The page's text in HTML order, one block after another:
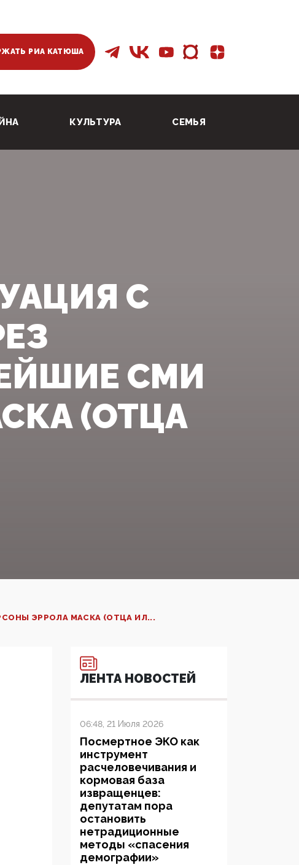
РИА КАТЮША
КУЛЬТУРА СЕМЬЯ
С
СМИ
(ОТЦА
ЭРРОЛА МАСКА (ОТЦА ИЛ...
ЛЕНТА НОВОСТЕЙ
06:48, 21 Июля 2026
Посмертное ЭКО как
инструмент
расчеловечивания и
кормовая база
извращенцев:
депутатам пора
остановить
нетрадиционные
методы «спасения
демографии»